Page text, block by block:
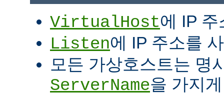
VirtualHost에 IP
Listen에 IP 주소를
모든 가상호스트는 명
ServerName을 가지